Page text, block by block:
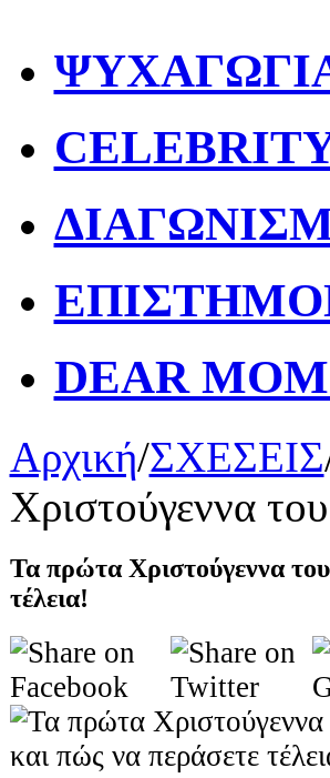
DEAR
Αρχική/ΣΧΕΣΕΙΣ
Χριστούγεννα
Τα πρώτα Χριστούγεννα
τέλεια!